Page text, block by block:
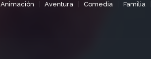
Animación Aventura Comedia Familia